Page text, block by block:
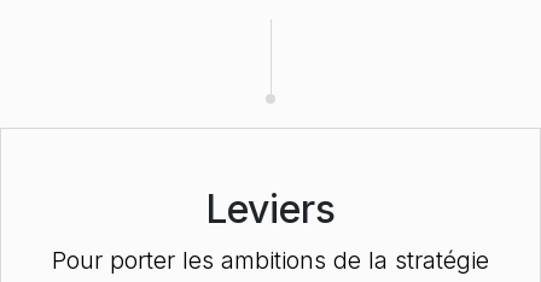
Leviers
Pour porter les ambitions de la stratégie